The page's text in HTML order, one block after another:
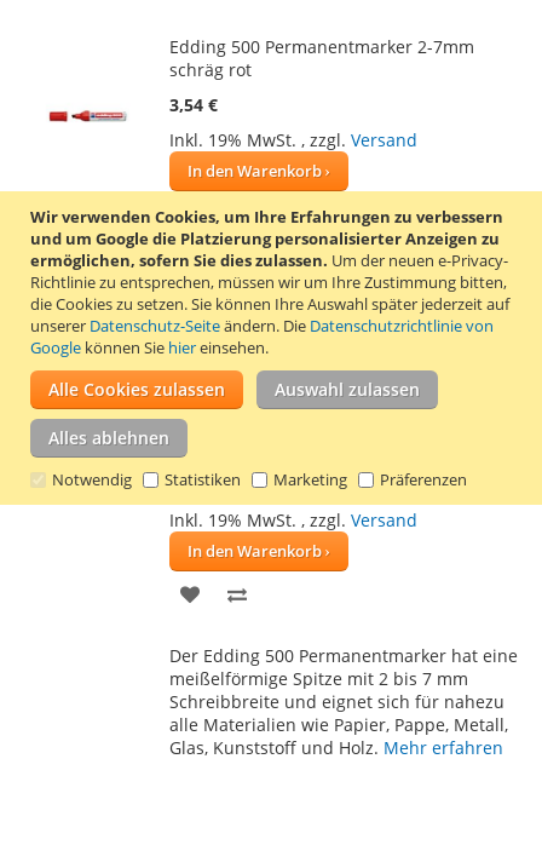
Wir verwenden Cookies, um Ihre Erfahrungen zu verbessern
und um Google die Platzierung personalisierter Anzeigen zu
ermöglichen, sofern Sie dies zulassen. Um der neuen e-Privacy-
Richtlinie zu entsprechen, müssen wir um Ihre Zustimmung bitten,
die Cookies zu setzen.Sie können Ihre Auswahl später jederzeit auf
unserer Datenschutz-Seiteändern. Die Datenschutzrichtlinie von
Google können Sie hiereinsehen.
Alle Cookies zulassen Auswahl zulassen
Alles ablehnen
Notwendig Statistiken Marketing Präferenzen
Edding 500 Permanentmarker 2-7mm
schräg rot
3,54 €
Inkl. 19% MwSt. , zzgl. Versand
In den Warenkorb
ZUR
WUNSCHLISTE
HINZUFÜGEN
ZUR
VERGLEICHSLISTE
HINZUFÜGEN
Der Edding 500 Permanentmarker hat eine
meißelförmige Spitze mit 2 bis 7 mm
Schreibbreite und eignet sich für nahezu
alle Materialien wie Papier, Pappe, Metall,
Glas, Kunststoff und Holz.Mehr erfahren
Edding 500 Permanentmarker 2-7mm
schräg blau
3,54 €
Inkl. 19% MwSt. , zzgl. Versand
In den Warenkorb
ZUR
HINZUFÜGEN
HINZUFÜGEN
Der Edding 500 Permanentmarker hat eine
meißelförmige Spitze mit 2 bis 7 mm
Schreibbreite und eignet sich für nahezu
alle Materialien wie Papier, Pappe, Metall,
Glas, Kunststoff und Holz. Mehr erfahren